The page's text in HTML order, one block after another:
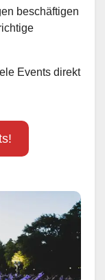
beschäftigen
Events direkt